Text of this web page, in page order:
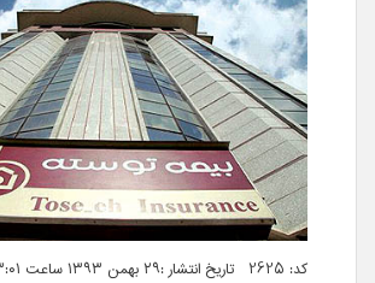
کد: 2625 تاریخ انتشار :۲۹ بهمن ۱۳۹۳ ساعت ۰۳:۰۱